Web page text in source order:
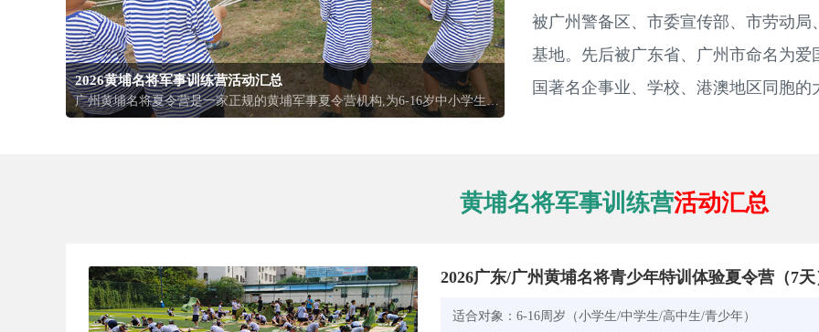
2026黄埔名将军事训练营活动汇总
广州黄埔名将夏令营是一家正规的黄埔军事夏令营机构,为6-16岁中小学生提供军事训练、军事化管理活动,广州黄埔名将军事夏令营好不好,靠谱吗,黄埔名将军校夏令营价格7天14天,基地介绍.
被广州警备区、市委宣传部、市劳动
基地。先后被广东省、广州市命名为
国著名企事业、学校、港澳地区同胞
黄埔名将军事训练营活动汇总
2026广东/广州黄埔名将青少年特训体验夏令营（7天
适合对象： 6-16周岁（小学生/中学生/高中生/青少年）